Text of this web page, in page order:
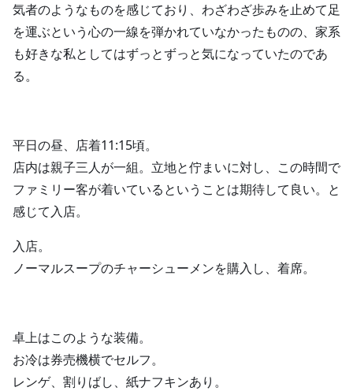
気者のようなものを感じており、わざわざ歩みを止めて足
を運ぶという心の一線を弾かれていなかったものの、家系
も好きな私としてはずっとずっと気になっていたのであ
る。
平日の昼、店着11:15頃。
店内は親子三人が一組。立地と佇まいに対し、この時間で
ファミリー客が着いているということは期待して良い。と
感じて入店。
入店。
ノーマルスープのチャーシューメンを購入し、着席。
卓上はこのような装備。
お冷は券売機横でセルフ。
レンゲ、割りばし、紙ナフキンあり。